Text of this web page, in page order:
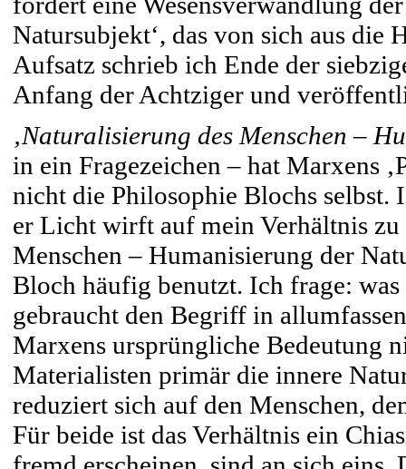
Natursubjekt‘, das von sich aus die
Aufsatz schrieb ich Ende der
Anfang der Achtziger und
‚Naturalisierung des Menschen –
in ein Fragezeichen – hat Marxens
nicht die Philosophie Blochs selbst.
er Licht wirft auf mein Verhältnis
Menschen – Humanisierung der
Bloch häufig benutzt. Ich frage:
gebraucht den Begriff in
Marxens ursprüngliche Bedeutung
Materialisten primär die innere
reduziert sich auf den Menschen,
Für beide ist das Verhältnis ein